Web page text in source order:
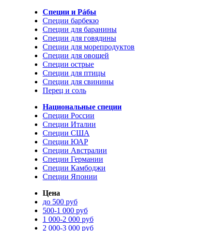
Специи и Рáбы
Специи барбекю
Специи для баранины
Специи для говядины
Специи для морепродуктов
Специи для овощей
Специи острые
Специи для птицы
Специи для свинины
Перец и соль
Национальные специи
Специи России
Специи Италии
Специи США
Специи ЮАР
Специи Австралии
Специи Германии
Специи Камбоджи
Специи Японии
Цена
до 500 руб
500-1 000 руб
1 000-2 000 руб
2 000-3 000 руб